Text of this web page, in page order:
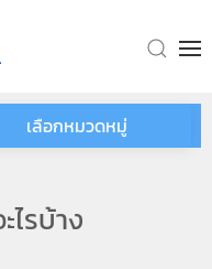
เลือกหมวดหมู่
รบ้าง